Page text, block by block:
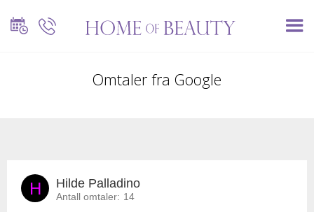
Omtaler fra Google
H Hilde Palladino
Antall omtaler: 14